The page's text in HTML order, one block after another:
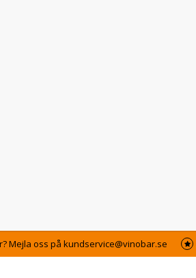
Mejla oss på kundservice@vinobar.se